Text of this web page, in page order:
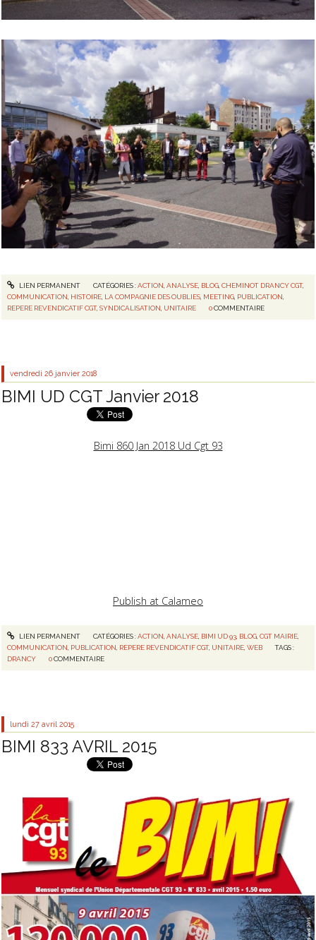
LIEN PERMANENT CATÉGORIES :ACTION ANALYSE, BLOG, CHEMINOT DRANCY CGT,
COMMUNICATION HISTOIRE LA COMPAGNIE DES OUBLIES MEETING PUBLICATION
REPERE REVENDICATIF CGT,SYNDICALISATION UNITAIRE 0 COMMENTAIRE
vendredi 26 janvier 2018
BIMI UD CGT Janvier 2018
Bimi 860 Jan 2018 Ud Cgt 93
Publish at Calameo
LIEN PERMANENT CATÉGORIES :ACTION ANALYSE, BIMI UD 93, BLOG, CGT MAIRIE,
COMMUNICATION PUBLICATION REPERE REVENDICATIF CGT, UNITAIRE ,WEB
TAGS :
DRANCY
0 COMMENTAIRE
lundi 27 avril 2015
BIMI 833 AVRIL 2015